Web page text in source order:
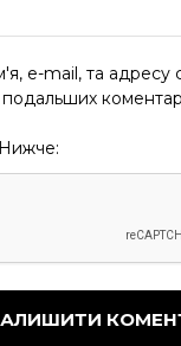
e-mail, та адресу
подальших